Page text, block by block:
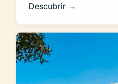
Descubrir →